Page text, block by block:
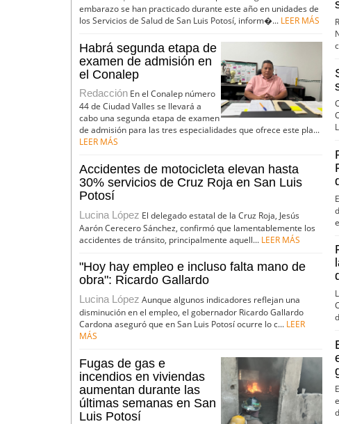
embarazo se han practicado durante este año en unidades de
los Servicios de Salud de San Luis Potosí, inform�... LEER MÁS
Habrá segunda etapa de
examen de admisión en
el Conalep
Redacción En el Conalep número
44 de Ciudad Valles se llevará a
cabo una segunda etapa de examen
de admisión para las tres especialidades que ofrece este pla...
LEER MÁS
Accidentes de motocicleta elevan hasta
30% servicios de Cruz Roja en San Luis
Potosí
Lucina López El delegado estatal de la Cruz Roja, Jesús
Aarón Cerecero Sánchez, confirmó que lamentablemente los
accidentes de tránsito, principalmente aquell... LEER MÁS
"Hoy hay empleo e incluso falta mano de
obra": Ricardo Gallardo
Lucina López Aunque algunos indicadores reflejan una
disminución en el empleo, el gobernador Ricardo Gallardo
Cardona aseguró que en San Luis Potosí ocurre lo c... LEER
MÁS
Fugas de gas e
incendios en viviendas
aumentan durante las
últimas semanas en San
Luis Potosí